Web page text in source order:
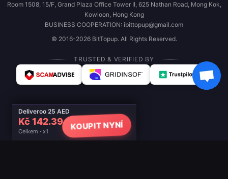
Deliveroo 25 AED
Kč 142.39
Celkem · x1
KOUPIT NYNÍ
Room 1508, 15/F, Grand Plaza Office Tower II, 625 Nathan Road, Mong Kok,
Kowloon, Hong Kong
BUSINESS COOPERATION: ibittopup@gmail.com
© 2016-2026 BitTopup. All Rights Reserved.
TRUSTED & VERIFIED BY